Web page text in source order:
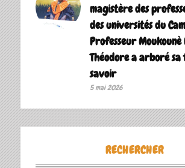
magistère des
des universités du
Professeur Moukounè
Théodore a arboré sa
savoir ‎
5 mai 2026
RECHERCHER